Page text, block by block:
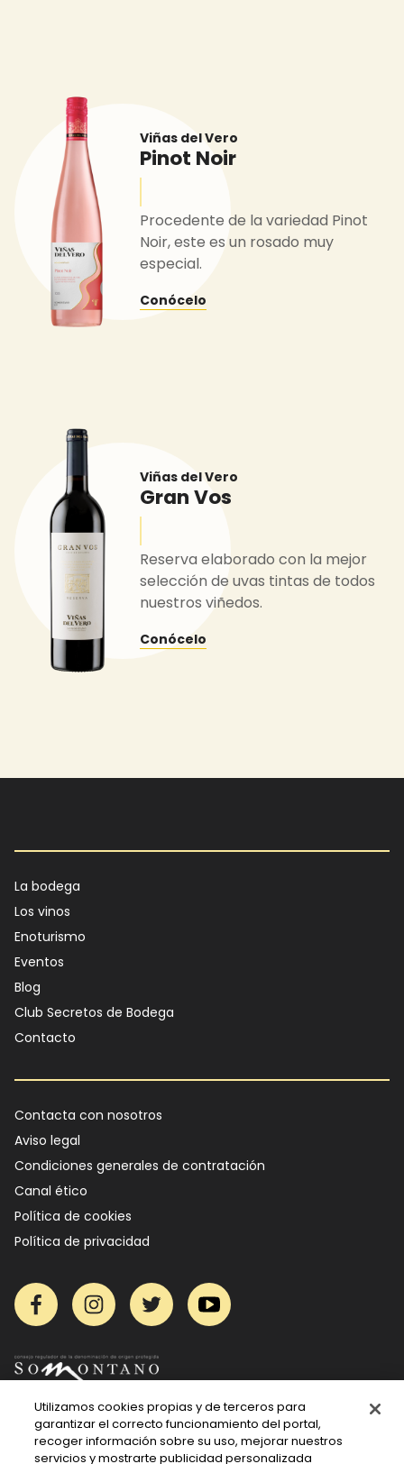
Viñas del Vero
Pinot Noir
Procedente de la variedad Pinot
Noir, este es un rosado muy
especial.
Conócelo
Viñas del Vero
Gran Vos
Reserva elaborado con la mejor
selección de uvas tintas de todos
nuestros viñedos.
Conócelo
Main navigation
La bodega
Los vinos
Enoturismo
Eventos
Blog
Club Secretos de Bodega
Contacto
Footer
Contacta con nosotros
Aviso legal
Condiciones generales de contratación
Canal ético
Política de cookies
Política de privacidad
Facebook Instagram Twitter
Utilizamos cookies propias y de terceros para
garantizar el correcto funcionamiento del portal,
recoger información sobre su uso, mejorar nuestros
servicios y mostrarte publicidad personalizada